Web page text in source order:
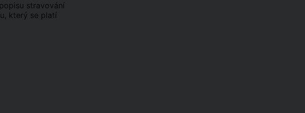
stravování
který se platí